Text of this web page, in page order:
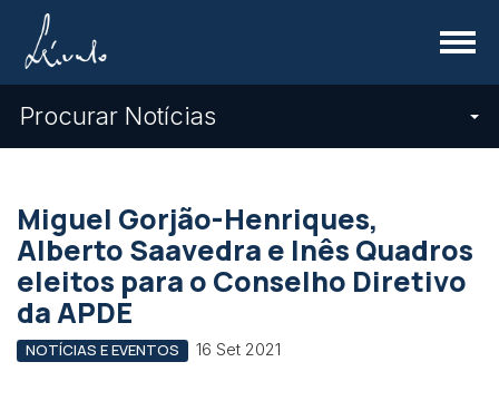
Menu
Procurar Notícias
Miguel Gorjão-Henriques,
Alberto Saavedra e Inês Quadros
eleitos para o Conselho Diretivo
da APDE
NOTÍCIAS E EVENTOS 16 Set 2021